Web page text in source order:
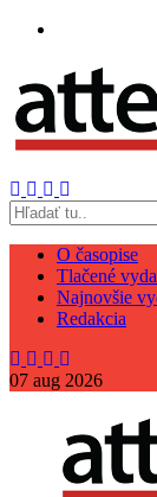
O časopise
Tlačené
Najnovšie
Redakcia
07 aug 2026